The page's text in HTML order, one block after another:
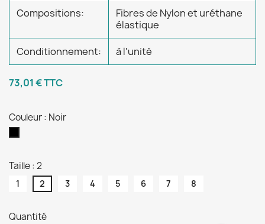
Compositions:
Fibres de Nylon et uréthane
élastique
Conditionnement: à l'unité
73,01 €TTC
Couleur : Noir
Taille : 2
1 2 3 4 5 6 7 8
Quantité